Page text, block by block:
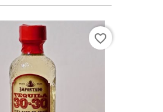
favorite_border